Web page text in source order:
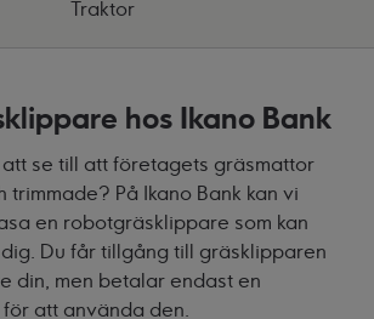
Traktor
hos Ikano Bank
se till att företagets gräsmattor
trimmade? På Ikano Bank kan vi
en robotgräsklippare som kan
Du får tillgång till gräsklipparen
din, men betalar endast en
att använda den.